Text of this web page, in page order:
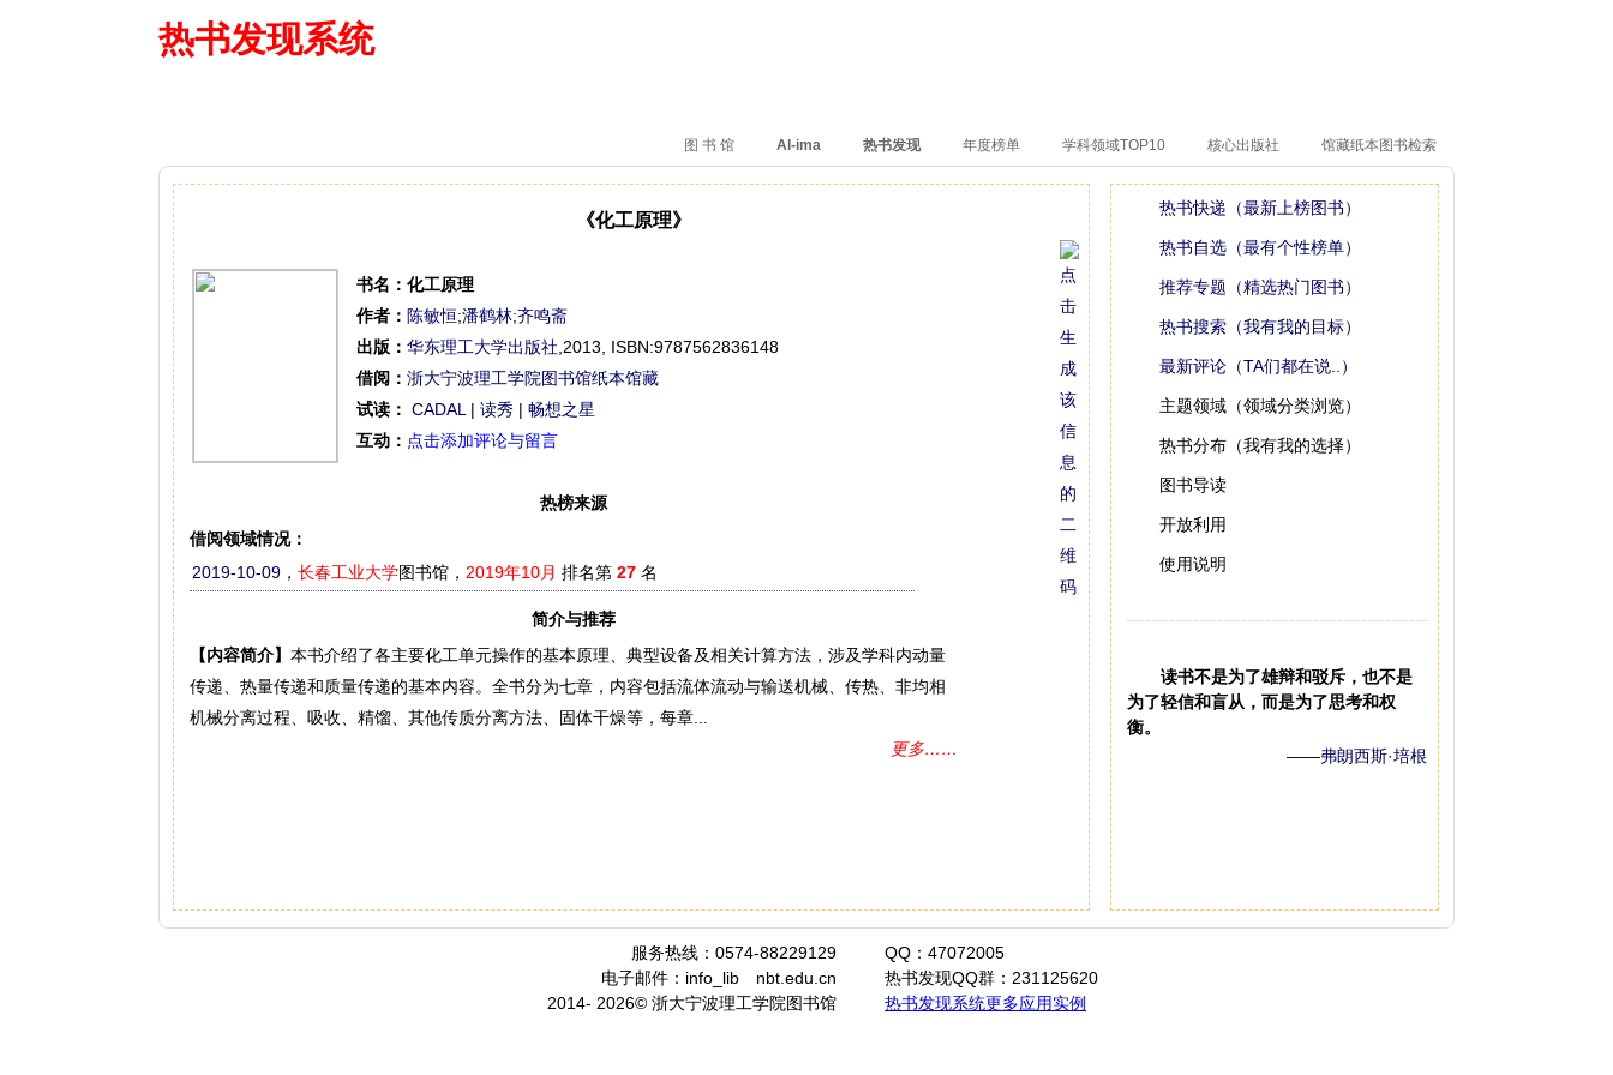
热书发现系统
图 书 馆 AI-ima 热书发现 年度榜单 学科领域TOP10 核心出版社 馆藏纸本图书检索
《化工原理》
书名： 化工原理
作者： 陈敏恒;潘鹤林;齐鸣斋
出版： 华东理工大学出版社 ,2013,
ISBN:9787562836148
借阅： 浙大宁波理工学院图书馆纸本馆藏
试读： CADAL | 读秀 | 畅想之星
互动： 点击添加评论与留言
热榜来源
借阅领域情况：
2019-10-09 ， 长春工业大学图书馆， 2019年10月 排名第 27 名
简介与推荐
【内容简介】 本书介绍了各主要化工单元操作的基本原理、典型设备及相关计算方法，涉及学科内动量
传递、热量传递和质量传递的基本内容。全书分为七章，内容包括流体流动与输送机械、传热、非均相
机械分离过程、吸收、精馏、其他传质分离方法、固体干燥等，每章...
更多……
热书快递（最新上榜图书）
热书自选（最有个性榜单）
推荐专题（精选热门图书）
热书搜索（我有我的目标）
最新评论（TA们都在说..）
主题领域（领域分类浏览）
热书分布（我有我的选择）
图书导读
开放利用
使用说明
读书不是为了雄辩和驳斥，也不是
为了轻信和盲从，而是为了思考和权
衡。
——弗朗西斯·培根
服务热线：0574-88229129
电子邮件：info_lib
nbt.edu.cn
2014- 2026© 浙大宁波理工学院图书馆
QQ：47072005
热书发现QQ群：231125620
热书发现系统更多应用实例